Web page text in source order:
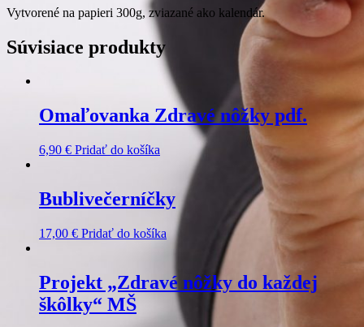
Vytvorené na papieri 300g, zviazané ako kalendár.
Súvisiace produkty
Omaľovanka Zdravé nôžky pdf.
6,90 € Pridať do košíka
Bublivečerníčky
17,00 € Pridať do košíka
Projekt „Zdravé nôžky do každej
škôlky“ MŠ